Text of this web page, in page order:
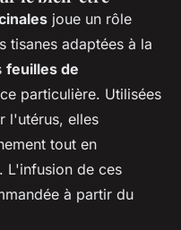
joue un rôle
tisanes adaptées à la
feuilles de
particulière. Utilisées
l'utérus, elles
tout en
L'infusion de ces
à partir du